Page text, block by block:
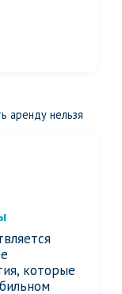
аренду нельзя
которые